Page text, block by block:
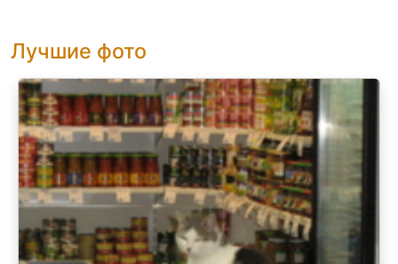
Лучшие фото